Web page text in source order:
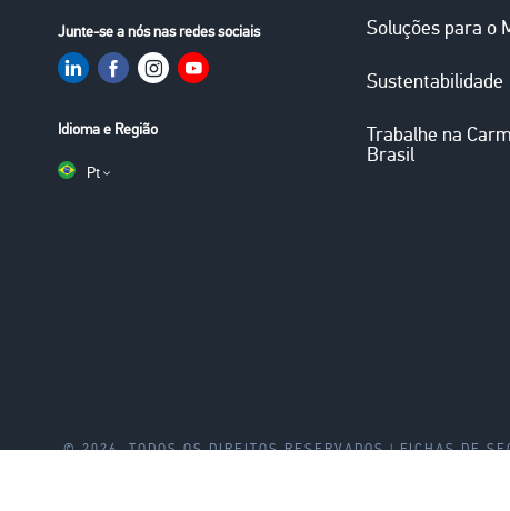
Junte-se a nós nas redes sociais
Idioma e Região
Pt
Soluções para o
Sustentabilidade
Trabalhe na
Brasil
© 2026. TODOS OS DIREITOS RESERVADOS | Legal
FICHAS DE